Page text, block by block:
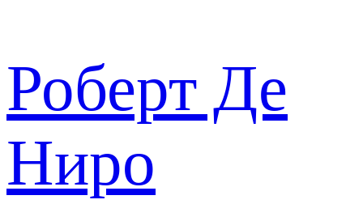
Роберт Де
Ниро